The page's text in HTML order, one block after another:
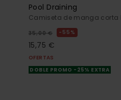
Pool Draining
Camiseta de manga corta
35,00 € 55%
15,75 €
OFERTAS
DOBLE PROMO -25% EXTRA